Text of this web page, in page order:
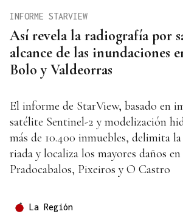
Así revela la radiografía por
alcance de las inundaciones
Bolo y Valdeorras
INFORME STARVIEW
El informe de StarView, basado en
satélite Sentinel-2 y modelización
más de 10.400 inmuebles, delimita
riada y localiza los mayores daños
Pradocabalos, Pixeiros y O Castro
La Región